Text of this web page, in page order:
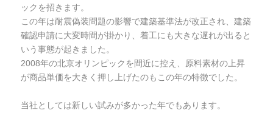
ックを招きます。
この年は耐震偽装問題の影響で建築基準法が改正され、建築
確認申請に大変時間が掛かり、着工にも大きな遅れが出ると
いう事態が起きました。
2008年の北京オリンピックを間近に控え、原料素材の上昇
が商品単価を大きく押し上げたのもこの年の特徴でした。
当社としては新しい試みが多かった年でもあります。